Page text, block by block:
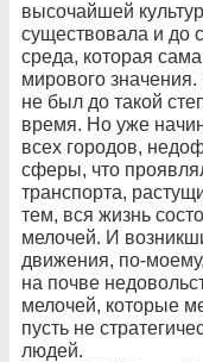
высочайшей
существовала и до
среда, которая
мирового
не был до такой
время. Но уже
всех городов,
сферы, что
транспорта,
тем, вся жизнь
мелочей. И
движения, по-
на почве
мелочей, которые
пусть не
людей.